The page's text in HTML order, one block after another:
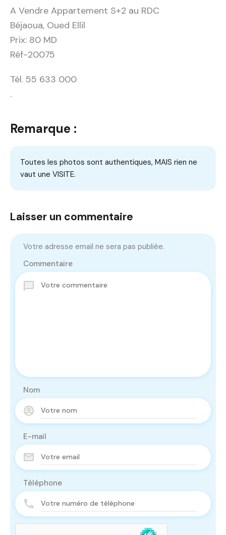
A Vendre Appartement S+2 au RDC
Béjaoua, Oued Ellil
Prix: 80 MD
Réf-20075
Tél. 55 633 000
.
Remarque :
Toutes les photos sont authentiques, MAIS rien ne
vaut une VISITE.
Laisser un commentaire
Votre adresse email ne sera pas publiée.
Commentaire
Nom
E-mail
Téléphone